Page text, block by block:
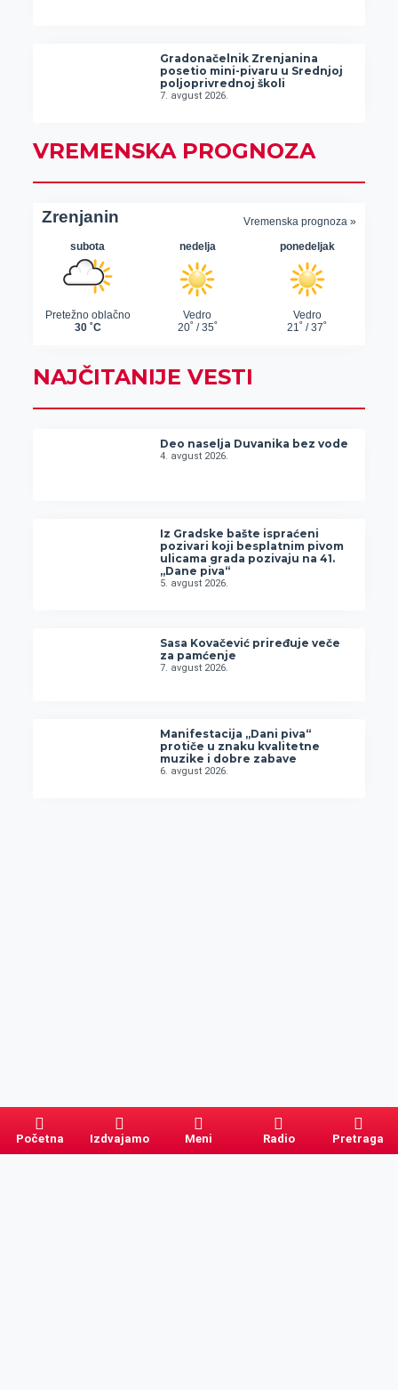
Gradonačelnik Zrenjanina
posetio mini-pivaru u Srednjoj
poljoprivrednoj školi
7. avgust 2026.
VREMENSKA PROGNOZA
NAJČITANIJE VESTI
Deo naselja Duvanika bez vode
4. avgust 2026.
Iz Gradske bašte ispraćeni
pozivari koji besplatnim pivom
ulicama grada pozivaju na 41.
„Dane piva“
5. avgust 2026.
Sasa Kovačević priređuje veče
za pamćenje
7. avgust 2026.
Manifestacija „Dani piva“
protiče u znaku kvalitetne
muzike i dobre zabave
6. avgust 2026.
Početna Izdvajamo Meni Radio Pretraga